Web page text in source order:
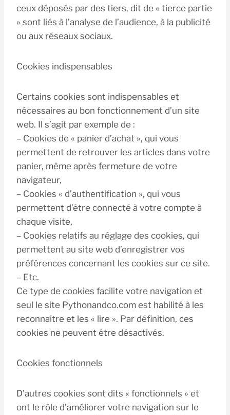
ceux déposés par des tiers, dit de « tierce partie
» sont liés à l’analyse de l’audience, à la publicité
ou aux réseaux sociaux.
Cookies indispensables
Certains cookies sont indispensables et
nécessaires au bon fonctionnement d’un site
web. Il s’agit par exemple de :
– Cookies de « panier d’achat », qui vous
permettent de retrouver les articles dans votre
panier, même après fermeture de votre
navigateur,
– Cookies « d’authentification », qui vous
permettent d’être connecté à votre compte à
chaque visite,
– Cookies relatifs au réglage des cookies, qui
permettent au site web d’enregistrer vos
préférences concernant les cookies sur ce site.
– Etc.
Ce type de cookies facilite votre navigation et
seul le site Pythonandco.com est habilité à les
reconnaitre et les « lire ». Par définition, ces
cookies ne peuvent être désactivés.
Cookies fonctionnels
D’autres cookies sont dits « fonctionnels » et
ont le rôle d’améliorer votre navigation sur le